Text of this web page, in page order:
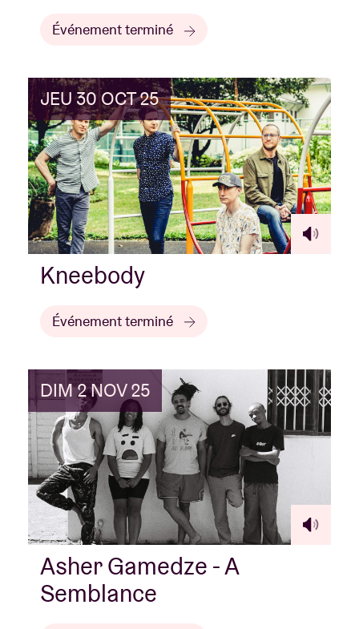
Événement terminé
JEU 30 OCT 25
Kneebody
Événement terminé
DIM 2 NOV 25
Asher Gamedze - A
Semblance